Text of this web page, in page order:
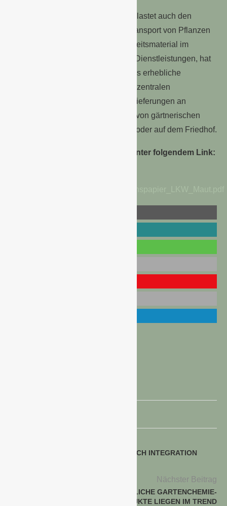
Eine Ausweitung der Mautpflicht belastet auch den
Gartenbau massiv. Nicht nur der Transport von Pflanzen
und Blumen, sondern auch von Arbeitsmaterial im
Zusammenhang mit gärtnerischen Dienstleistungen, hat
für alle Fachsparten des Gartenbaus erhebliche
Bedeutung. Dies gilt für Fahrten zu zentralen
Vermarktungseinrichtungen, Direktlieferungen an
Kunden, aber auch die Erbringung von gärtnerischen
Dienstleistungen bei Privatkunden oder auf dem Friedhof.
Das Positionspapier finden Sie unter folgendem Link:
GUTES UNTERNEHMENSIMAGE DURCH INTEGRATION
Nächster Beitrag
MÄHROBOTER UND NATÜRLICHE GARTENCHEMIE-
PRODUKTE LIEGEN IM TREND